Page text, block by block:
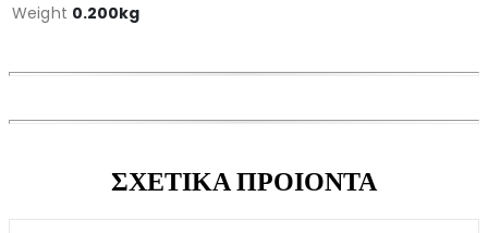
Weight 0.200kg
ΣΧΕΤΙΚΑ ΠΡΟΙΟΝΤΑ